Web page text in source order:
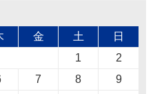
金 土 日
1
2
7 8
9